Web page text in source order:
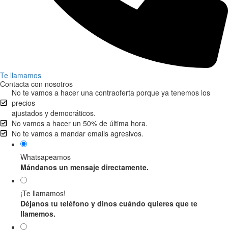
Te llamamos
Contacta con nosotros
No te vamos a hacer una contraoferta porque ya tenemos los
precios
ajustados y democráticos.
No vamos a hacer un 50% de última hora.
No te vamos a mandar emails agresivos.
Whatsapeamos
Mándanos un mensaje directamente.
¡Te llamamos!
Déjanos tu teléfono y dinos cuándo quieres que te
llamemos.